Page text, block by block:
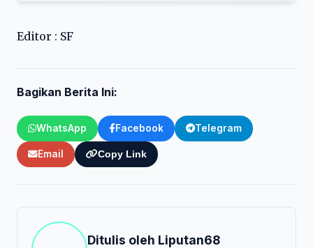
Editor : SF
Bagikan Berita Ini:
WhatsApp Facebook Telegram
Email Copy Link
Ditulis oleh Liputan68